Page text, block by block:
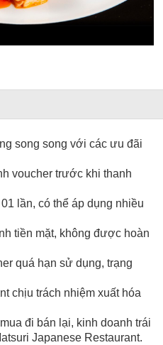
song song với các ưu đãi
voucher trước khi thanh
lần, có thể áp dụng nhiều
tiền mặt, không được hoàn
quá hạn sử dụng, trạng
chịu trách nhiệm xuất hóa
đi bán lại, kinh doanh trái
Japanese Restaurant.